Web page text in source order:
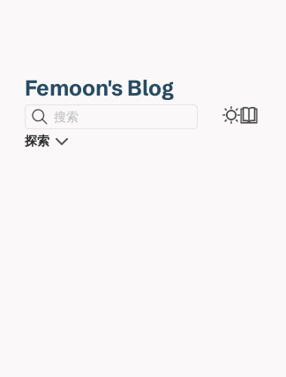
Femoon's Blog
搜索
探索